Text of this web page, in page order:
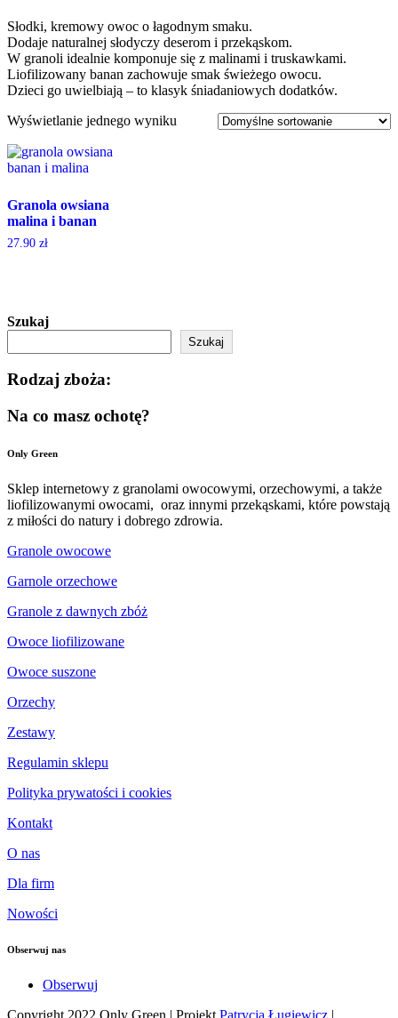
Słodki, kremowy owoc o łagodnym smaku.
Dodaje naturalnej słodyczy deserom i przekąskom.
W granoli idealnie komponuje się z malinami i truskawkami.
Liofilizowany banan zachowuje smak świeżego owocu.
Dzieci go uwielbiają – to klasyk śniadaniowych dodatków.
Wyświetlanie jednego wyniku
Granola owsiana
malina i banan
27.90 zł
Szukaj
Szukaj
Rodzaj zboża:
Na co masz ochotę?
Only Green
Sklep internetowy z granolami owocowymi, orzechowymi, a także
liofilizowanymi owocami, oraz innymi przekąskami, które powstają
z miłości do natury i dobrego zdrowia.
Granole owocowe
Garnole orzechowe
Granole z dawnych zbóż
Owoce liofilizowane
Owoce suszone
Orzechy
Zestawy
Regulamin sklepu
Polityka prywatości i cookies
Kontakt
O nas
Dla firm
Nowości
Obserwuj nas
Obserwuj
Copyright 2022 Only Green | Projekt Patrycja Ługiewicz |